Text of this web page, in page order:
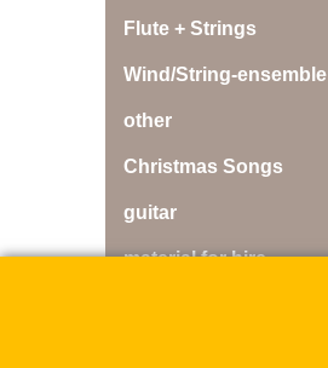
Flute + Strings
Wind/String-ensemble
other
Christmas Songs
guitar
material for hire